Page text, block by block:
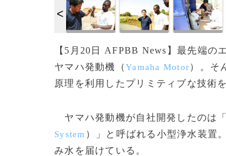
【5月20日 AFPBB News】最先端の
ヤマハ発動機（Yamaha Motor）。そ
原理を利用したプリミティブな技術
ヤマハ発動機が自社開発したのは
System ）」と呼ばれる小型浄水装置
み水を届けている。